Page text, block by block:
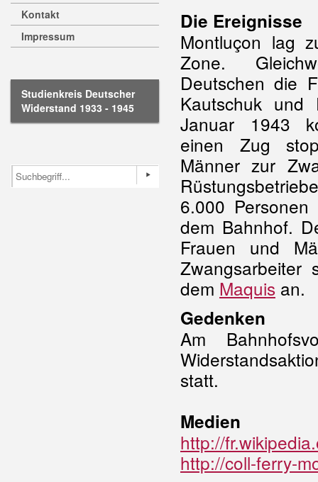
Kontakt
Impressum
Studienkreis Deutscher
Widerstand 1933 - 1945
Die Ereignisse
Montluçon lag
Zone.
Deutschen die
Kautschuk und
Januar 1943
einen Zug
Männer zur
6.000
dem Bahnhof.
Frauen und
dem Maquis an.
Gedenken
Am
statt.
Medien
http://
http://coll-ferry-